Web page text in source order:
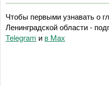
Чтобы первыми узнавать о
Ленинградской области -
Telegram и в Maх